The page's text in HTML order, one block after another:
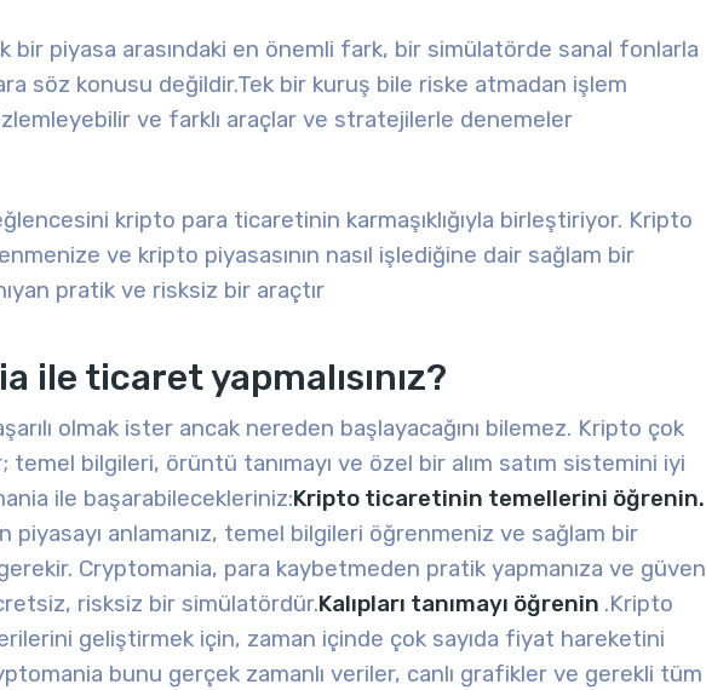
piyasa arasındaki en önemli fark, bir simülatörde sanal fonlarla
söz konusu değildir.Tek bir kuruş bile riske atmadan işlem
ve farklı araçlar ve stratejilerle denemeler
kripto para ticaretinin karmaşıklığıyla birleştiriyor. Kripto
ve kripto piyasasının nasıl işlediğine dair sağlam bir
pratik ve risksiz bir araçtır
ile ticaret yapmalısınız?
olmak ister ancak nereden başlayacağını bilemez. Kripto çok
temel bilgileri, örüntü tanımayı ve özel bir alım satım sistemini iyi
ile başarabilecekleriniz:Kripto ticaretinin temellerini öğrenin.
piyasayı anlamanız, temel bilgileri öğrenmeniz ve sağlam bir
Cryptomania, para kaybetmeden pratik yapmanıza ve güven
risksiz bir simülatördür.Kalıpları tanımayı öğrenin .Kripto
geliştirmek için, zaman içinde çok sayıda fiyat hareketini
bunu gerçek zamanlı veriler, canlı grafikler ve gerekli tüm